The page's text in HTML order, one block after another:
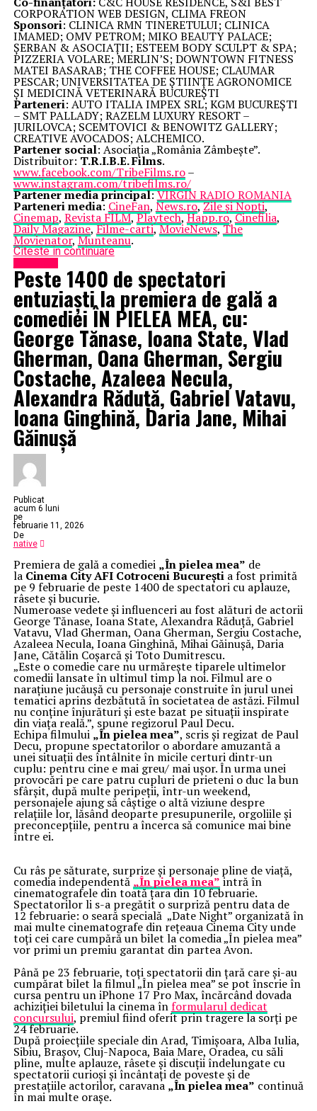
CORPORATION WEB DESIGN, CLIMA FREON
Sponsori: CLINICA RMN TINERETULUI; CLINICA
IMAMED; OMV PETROM; MIKO BEAUTY PALACE;
ȘERBAN & ASOCIAȚII; ESTEEM BODY SCULPT & SPA;
PIZZERIA VOLARE; MERLIN’S; DOWNTOWN FITNESS
MATEI BASARAB; THE COFFEE HOUSE; CLAUMAR
PESCAR; UNIVERSITATEA DE ȘTIINȚE AGRONOMICE
ȘI MEDICINĂ VETERINARĂ BUCUREȘTI
Parteneri: AUTO ITALIA IMPEX SRL; KGM BUCUREȘTI
– SMT PALLADY; RAZELM LUXURY RESORT –
JURILOVCA; SCEMTOVICI & BENOWITZ GALLERY;
CREATIVE AVOCADOS; ALCHEMICO.
Partener social: Asociația „România Zâmbește”.
Distribuitor: T.R.I.B.E. Films.
www.facebook.com/TribeFilms.ro–
www.instagram.com/tribefilms.ro/
Partener media principal:VIRGIN RADIO ROMANIA
Parteneri media: CineFan, News.ro,Zile și Nopți,
Cinemap, Revista FILM,Playtech,Happ.ro,Cinefilia,
Daily Magazine,Filme-carti,MovieNews,The
Movienator,Munteanu.
Citeste in continuare
Peste 1400 de spectatori
entuziaști la premiera de gală a
comediei ÎN PIELEA MEA, cu:
George Tănase, Ioana State, Vlad
Gherman, Oana Gherman, Sergiu
Costache, Azaleea Necula,
Alexandra Răduță, Gabriel Vatavu,
Ioana Ginghină, Daria Jane, Mihai
Găinușă
Publicat
acum 6 luni
pe
februarie 11, 2026
De
native
Premiera de gală a comediei „În pielea mea” de
la Cinema City AFI Cotroceni Bucureștia fost primită
pe 9 februarie de peste 1400 de spectatori cu aplauze,
râsete și bucurie.
Numeroase vedete și influenceri au fost alături de actorii
George Tănase, Ioana State, Alexandra Răduță, Gabriel
Vatavu, Vlad Gherman, Oana Gherman, Sergiu Costache,
Azaleea Necula, Ioana Ginghină, Mihai Găinușă, Daria
Jane, Cătălin Coșarcă și Toto Dumitrescu.
„Este o comedie care nu urmărește tiparele ultimelor
comedii lansate în ultimul timp la noi. Filmul are o
narațiune jucăușă cu personaje construite în jurul unei
tematici aprins dezbătută în societatea de astăzi. Filmul
nu conține înjurături și este bazat pe situații inspirate
din viața reală.”, spune regizorul Paul Decu.
Echipa filmului„În pielea mea”, scris și regizat de Paul
Decu, propune spectatorilor o abordare amuzantă a
unei situații des întâlnite în micile certuri dintr-un
cuplu: pentru cine e mai greu/ mai ușor. În urma unei
provocări pe care patru cupluri de prieteni o duc la bun
sfârșit, după multe peripeții, într-un weekend,
personajele ajung să câștige o altă viziune despre
relațiile lor, lăsând deoparte presupunerile, orgoliile și
preconcepțiile, pentru a încerca să comunice mai bine
între ei.
Cu râs pe săturate, surprize și personaje pline de viață,
comedia independentă„În pielea mea”intră în
cinematografele din toată țara din 10 februarie.
Spectatorilor li s-a pregătit o surpriză pentru data de
12 februarie: o seară specială „Date Night” organizată în
mai multe cinematografe din rețeaua Cinema City unde
toți cei care cumpără un bilet la comedia „În pielea mea”
vor primi un premiu garantat din partea Avon.
Până pe 23 februarie, toți spectatorii din țară care și-au
cumpărat bilet la filmul „În pielea mea” se pot înscrie în
cursa pentru un iPhone 17 Pro Max, încărcând dovada
achiziției biletului la cinema înformularul dedicat
concursului, premiul fiind oferit prin tragere la sorți pe
24 februarie.
După proiecțiile speciale din Arad, Timișoara, Alba Iulia,
Sibiu, Brașov, Cluj-Napoca, Baia Mare, Oradea, cu săli
pline, multe aplauze, râsete și discuții îndelungate cu
spectatorii curioși și încântați de poveste și de
prestațiile actorilor, caravana „În pielea mea” continuă
în mai multe orașe.